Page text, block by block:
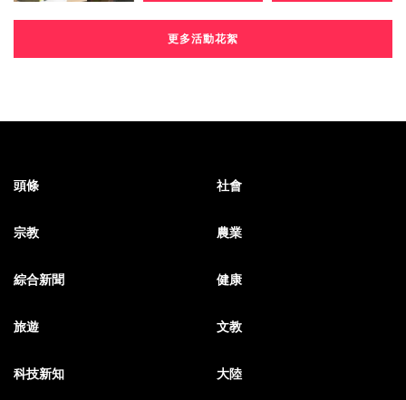
更多活動花絮
頭條 社會
宗教 農業
綜合新聞 健康
旅遊 文教
科技新知 大陸